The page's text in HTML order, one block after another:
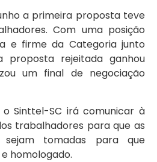
a primeira proposta teve
Com uma posição
e firme da Categoria junto
proposta rejeitada ganhou
um final de negociação
o Sinttel-SC irá comunicar à
trabalhadores para que as
sejam tomadas para que
homologado.